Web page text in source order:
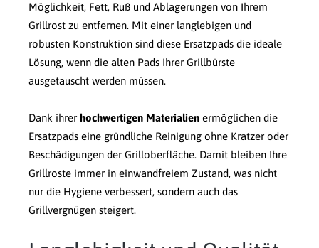
Möglichkeit, Fett, Ruß und Ablagerungen von Ihrem
Grillrost zu entfernen. Mit einer langlebigen und
robusten Konstruktion sind diese Ersatzpads die ideale
Lösung, wenn die alten Pads Ihrer Grillbürste
ausgetauscht werden müssen.
Dank ihrer hochwertigen Materialien ermöglichen die
Ersatzpads eine gründliche Reinigung ohne Kratzer oder
Beschädigungen der Grilloberfläche. Damit bleiben Ihre
Grillroste immer in einwandfreiem Zustand, was nicht
nur die Hygiene verbessert, sondern auch das
Grillvergnügen steigert.